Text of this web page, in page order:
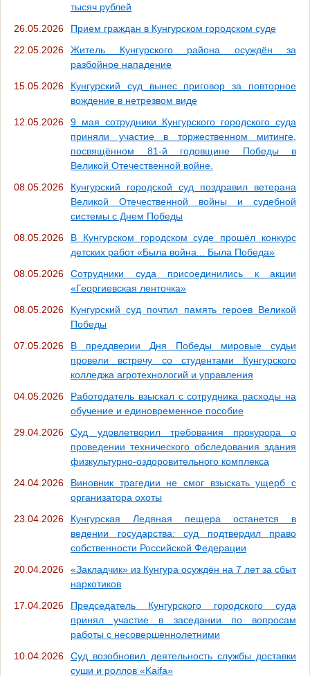
тысяч рублей
26.05.2026
Прием граждан в Кунгурском городском суде
22.05.2026
Житель Кунгурского района осуждён за
разбойное нападение
15.05.2026
Кунгурский суд вынес приговор за повторное
вождение в нетрезвом виде
12.05.2026
9 мая сотрудники Кунгурского городского суда
приняли участие в торжественном митинге,
посвящённом 81-й годовщине Победы в
Великой Отечественной войне.
08.05.2026
Кунгурский городской суд поздравил ветерана
Великой Отечественной войны и судебной
системы с Днем Победы
08.05.2026
В Кунгурском городском суде прошёл конкурс
детских работ «Была война... Была Победа»
08.05.2026
Сотрудники суда присоединились к акции
«Георгиевская ленточка»
08.05.2026
Кунгурский суд почтил память героев Великой
Победы
07.05.2026
В преддверии Дня Победы мировые судьи
провели встречу со студентами Кунгурского
колледжа агротехнологий и управления
04.05.2026
Работодатель взыскал с сотрудника расходы на
обучение и единовременное пособие
29.04.2026
Суд удовлетворил требования прокурора о
проведении технического обследования здания
физкультурно-оздоровительного комплекса
24.04.2026
Виновник трагедии не смог взыскать ущерб с
организатора охоты
23.04.2026
Кунгурская Ледяная пещера останется в
ведении государства: суд подтвердил право
собственности Российской Федерации
20.04.2026
«Закладчик» из Кунгура осуждён на 7 лет за сбыт
наркотиков
17.04.2026
Председатель Кунгурского городского суда
принял участие в заседании по вопросам
работы с несовершеннолетними
10.04.2026
Суд возобновил деятельность службы доставки
суши и роллов «Kaifa»